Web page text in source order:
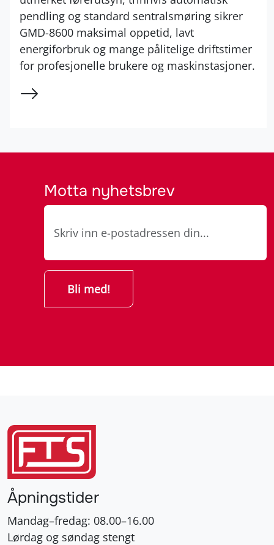
pendling og standard sentralsmøring sikrer
GMD-8600 maksimal oppetid, lavt
energiforbruk og mange pålitelige driftstimer
for profesjonelle brukere og maskinstasjoner.
Motta nyhetsbrev
Åpningstider
Mandag–fredag: 08.00–16.00
Lørdag og søndag stengt